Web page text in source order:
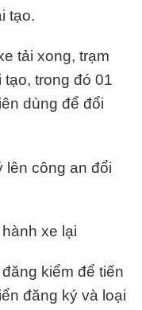
tạo.
tải xong, trạm
trong đó 01
dùng để đổi
công an đổi
xe lại
kiểm để tiến
đăng ký và loại